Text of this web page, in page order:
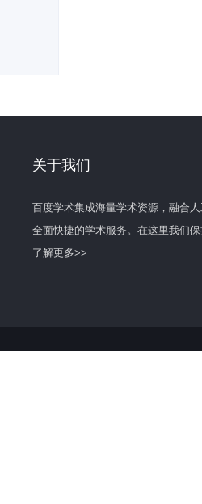
关于我们
百度学术集成海量学术资源，融合
全面快捷的学术服务。在这里我们
了解更多>>